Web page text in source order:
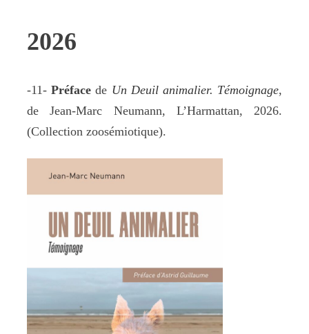
2026
-11-Préfacede Un Deuil animalier. Témoignage,
de Jean-Marc Neumann, L’Harmattan, 2026.
(Collection zoosémiotique).